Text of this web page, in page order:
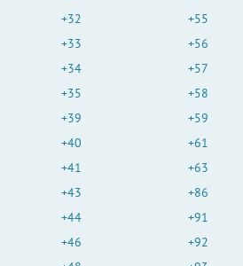
+32
+33
+34
+35
+39
+40
+41
+43
+44
+46
+55
+56
+57
+58
+59
+61
+63
+86
+91
+92